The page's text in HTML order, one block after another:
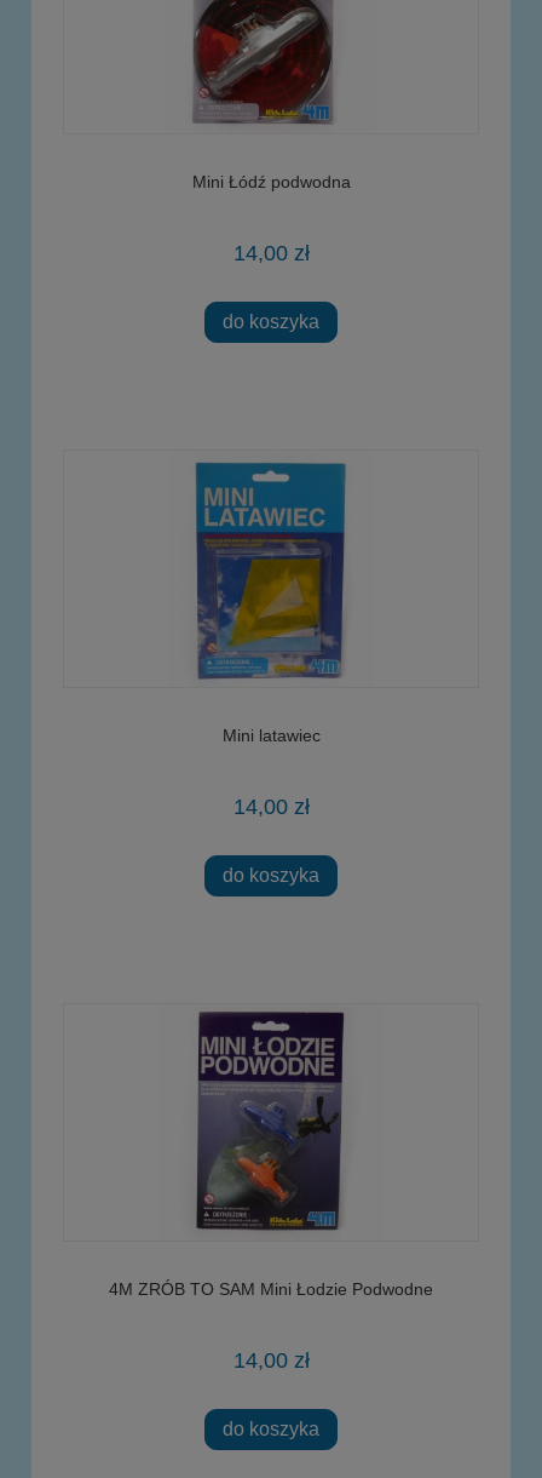
Mini Łódź podwodna
14,00 zł
do koszyka
Mini latawiec
14,00 zł
do koszyka
4M ZRÓB TO SAM Mini Łodzie Podwodne
14,00 zł
do koszyka